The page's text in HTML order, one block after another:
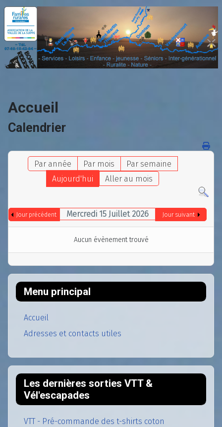
Accueil
Calendrier
Par année Par mois
Par semaine
Aujourd'hui
Aller au mois
Jour précédent Mercredi 15 Juillet 2026 Jour suivant
Aucun évènement trouvé
Menu principal
Accueil
Adresses et contacts utiles
Les dernières sorties VTT &
Vél'escapades
VTT - Pré-commande des t-shirts coton